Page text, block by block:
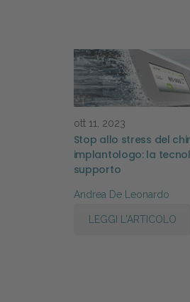
ott 11, 2023
Stop allo stress del
implantologo: la
supporto
Andrea De Leonardo
LEGGI L'ARTICOLO